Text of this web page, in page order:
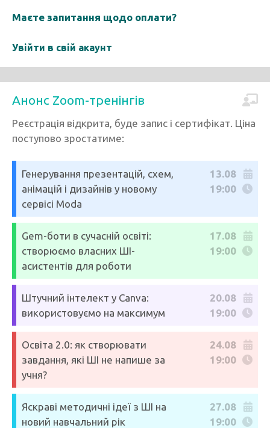
Маєте запитання щодо оплати?
Увійти в свій акаунт
Анонс Zoom-тренінгів
Реєстрація відкрита, буде запис і сертифікат. Ціна
поступово зростатиме:
Генерування презентацій, схем,
анімацій і дизайнів у новому
сервісі Moda
13.08
19:00
Gem-боти в сучасній освіті:
створюємо власних ШІ-
асистентів для роботи
17.08
19:00
Штучний інтелект у Canva:
використовуємо на максимум
20.08
19:00
Освіта 2.0: як створювати
завдання, які ШІ не напише за
учня?
24.08
19:00
Яскраві методичні ідеї з ШІ на
новий навчальний рік
27.08
19:00